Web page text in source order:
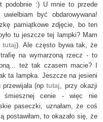
podobnie :) U mnie to przede
być obdarowywana!
pamiątkowe zdjęcie, bo ten
tu jeszcze tej lampki? Mam
tutaj). Ale często bywa tak, że
na wymarzoną rzecz - to
też tak czasem macie? I
ta lampka. Jeszcze na jesieni
przewijała (nptutaj, przy okazji
śmiesznej cenie - więc nie
paseczki, uznałam, że coś
postawiłam, to okazało się, że